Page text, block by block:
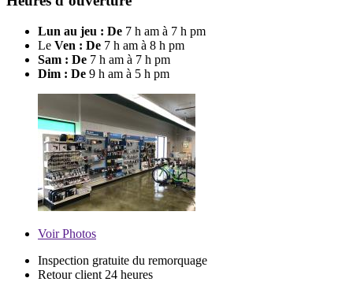
Lun au jeu : De 7 h am à 7 h pm
Le Ven : De 7 h am à 8 h pm
Sam : De 7 h am à 7 h pm
Dim : De 9 h am à 5 h pm
VoirPhotos
Inspection gratuite du remorquage
Retour client 24 heures